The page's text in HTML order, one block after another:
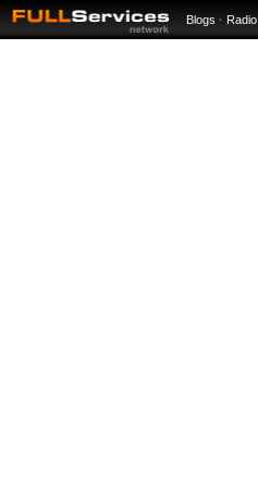
Blogs · Radio